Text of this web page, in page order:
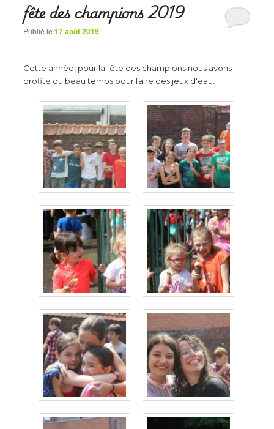
fête des champions 2019
Publié le17 août 2019
Cette année, pour la fête des champions nous avons
profité du beau temps pour faire des jeux d'eau.